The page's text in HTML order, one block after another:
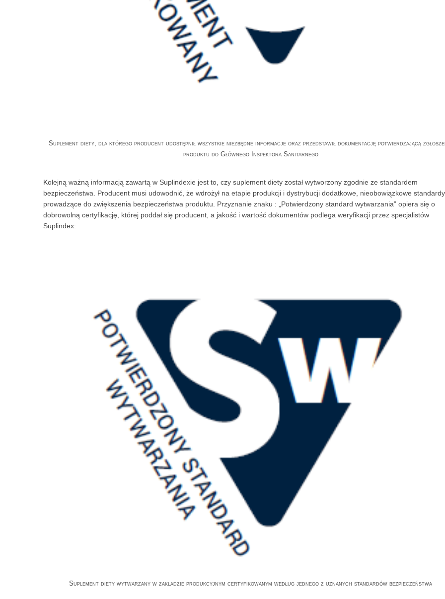
Suplement diety, dla którego producent udostępnił wszystkie niezbędne informacje oraz przedstawił dokumentację potwierdzającą
produktu do Głównego Inspektora Sanitarnego
Kolejną ważną informacją zawartą w Suplindexie jest to, czy suplement diety został wytworzony zgodnie ze standardem
bezpieczeństwa. Producent musi udowodnić, że wdrożył na etapie produkcji i dystrybucji dodatkowe, nieobowiązkowe standardy
prowadzące do zwiększenia bezpieczeństwa produktu. Przyznanie znaku : „Potwierdzony standard wytwarzania” opiera się o
dobrowolną certyfikację, której poddał się producent, a jakość i wartość dokumentów podlega weryfikacji przez specjalistów
Suplindex:
Suplement diety wytwarzany w zakładzie produkcyjnym certyfikowanym według jednego z uznanych standardów bezpieczeństwa